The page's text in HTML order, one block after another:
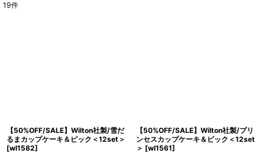
19件
【50%OFF/SALE】Wilton社製/雪だ
るまカップケーキ＆ピック＜12set＞
[wl1582]
【50%OFF/SALE】Wilton社製/プリ
ンセスカップケーキ＆ピック＜12set
＞ [wl1561]